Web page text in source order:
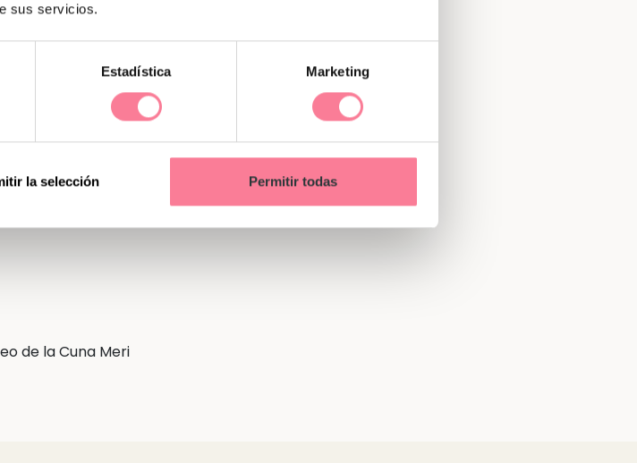
sus servicios.
Estadística Marketing
la selección Permitir todas
madera de haya en
de la Cuna Meri